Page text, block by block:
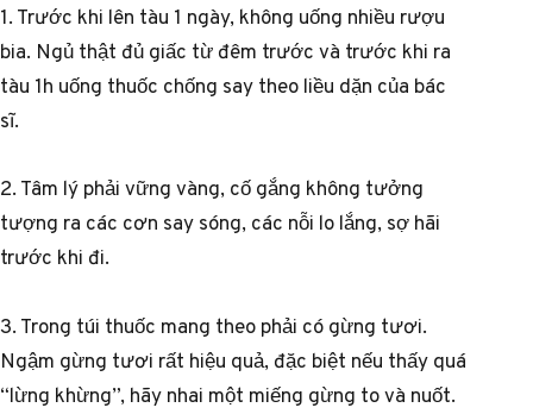
1. Trước khi lên tàu 1 ngày, không uống nhiều rượu
bia. Ngủ thật đủ giấc từ đêm trước và trước khi ra
tàu 1h uống thuốc chống say theo liều dặn của bác
sĩ.
2. Tâm lý phải vững vàng, cố gắng không tưởng
tượng ra các cơn say sóng, các nỗi lo lắng, sợ hãi
trước khi đi.
3. Trong túi thuốc mang theo phải có gừng tươi.
Ngậm gừng tươi rất hiệu quả, đặc biệt nếu thấy quá
“lừng khừng”, hãy nhai một miếng gừng to và nuốt.